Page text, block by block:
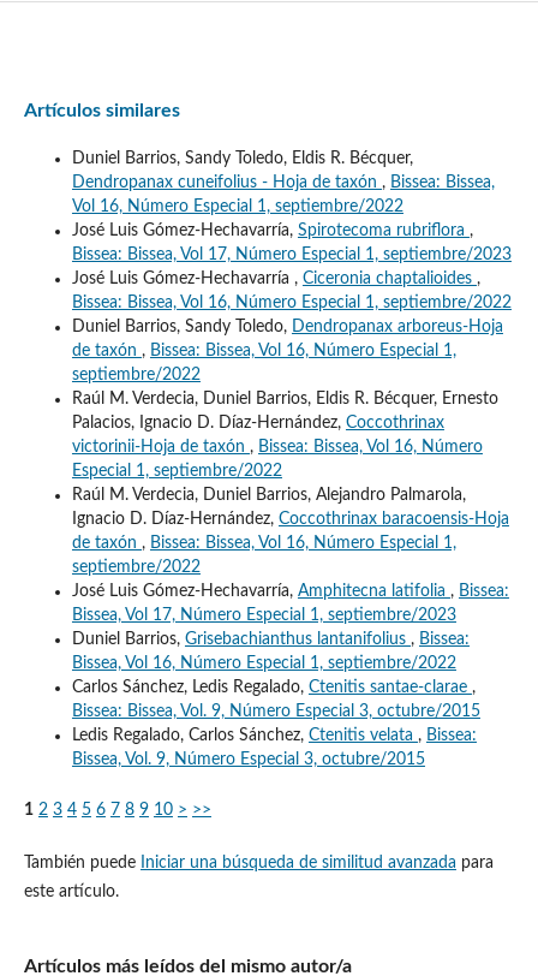
Artículos similares
Duniel Barrios, Sandy Toledo, Eldis R. Bécquer,
Dendropanax cuneifolius - Hoja de taxón , Bissea: Bissea,
Vol 16, Número Especial 1, septiembre/2022
José Luis Gómez-Hechavarría, Spirotecoma rubriflora ,
Bissea: Bissea, Vol 17, Número Especial 1, septiembre/2023
José Luis Gómez-Hechavarría , Ciceronia chaptalioides ,
Bissea: Bissea, Vol 16, Número Especial 1, septiembre/2022
Duniel Barrios, Sandy Toledo,
Dendropanax arboreus-Hoja
de taxón , Bissea: Bissea, Vol 16, Número Especial 1,
septiembre/2022
Raúl M. Verdecia, Duniel Barrios, Eldis R. Bécquer, Ernesto
Palacios, Ignacio D. Díaz-Hernández, Coccothrinax
victorinii-Hoja de taxón , Bissea: Bissea, Vol 16, Número
Especial 1, septiembre/2022
Raúl M. Verdecia, Duniel Barrios, Alejandro Palmarola,
Ignacio D. Díaz-Hernández, Coccothrinax baracoensis-Hoja
de taxón , Bissea: Bissea, Vol 16, Número Especial 1,
septiembre/2022
José Luis Gómez-Hechavarría, Amphitecna latifolia , Bissea:
Bissea, Vol 17, Número Especial 1, septiembre/2023
Duniel Barrios, Grisebachianthus lantanifolius , Bissea:
Bissea, Vol 16, Número Especial 1, septiembre/2022
Carlos Sánchez, Ledis Regalado, Ctenitis santae-clarae ,
Bissea: Bissea, Vol. 9, Número Especial 3, octubre/2015
Ledis Regalado, Carlos Sánchez, Ctenitis velata , Bissea:
Bissea, Vol. 9, Número Especial 3, octubre/2015
1 2 3 4 5 6 7 8 9 10 > >>
También puede Iniciar una búsqueda de similitud avanzada para
este artículo.
Artículos más leídos del mismo autor/a